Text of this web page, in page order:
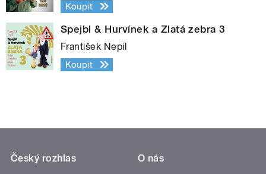
Koupit
Spejbl & Hurvínek a Zlatá zebra 3
František Nepil
Koupit
Český rozhlas
O nás